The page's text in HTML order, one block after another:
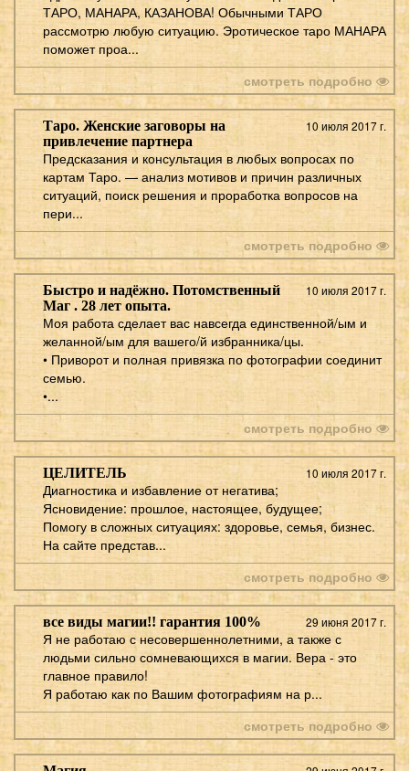
ТАРО, МАНАРА, КАЗАНОВА! Обычными ТАРО
рассмотрю любую ситуацию. Эротическое таро МАНАРА
поможет проа...
смотреть подробно
10 июля 2017 г.
Таро. Женские заговоры на
привлечение партнера
Предсказания и консультация в любых вопросах по
картам Таро. — анализ мотивов и причин различных
ситуаций, поиск решения и проработка вопросов на
пери...
смотреть подробно
10 июля 2017 г.
Быстро и надёжно. Потомственный
Маг . 28 лет опыта.
Моя работа сделает вас навсегда единственной/ым и
желанной/ым для вашего/й избранника/цы.
• Приворот и полная привязка по фотографии соединит
семью.
•...
смотреть подробно
10 июля 2017 г.
ЦЕЛИТЕЛЬ
Диагностика и избавление от негатива;
Ясновидение: прошлое, настоящее, будущее;
Помогу в сложных ситуациях: здоровье, семья, бизнес.
На сайте представ...
смотреть подробно
29 июня 2017 г.
все виды магии!! гарантия 100%
Я не работаю с несовершеннолетними, а также с
людьми сильно сомневающихся в магии. Вера - это
главное правило!
Я работаю как по Вашим фотографиям на р...
смотреть подробно